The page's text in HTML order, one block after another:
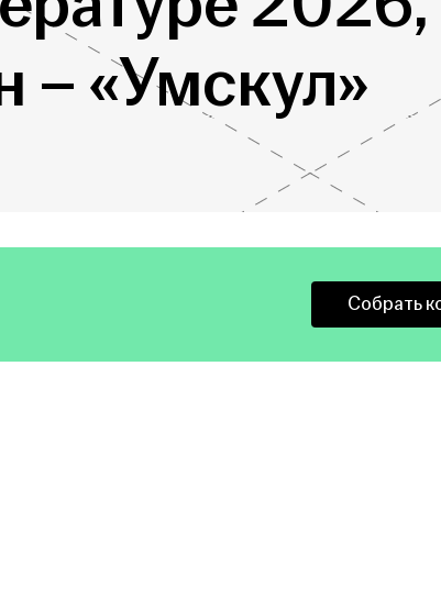
– «Умскул»
Собрать